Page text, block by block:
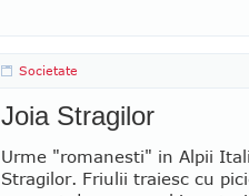
Societate
Joia Stragilor
Urme "romanesti" in Alpii
Stragilor. Friulii traiesc cu